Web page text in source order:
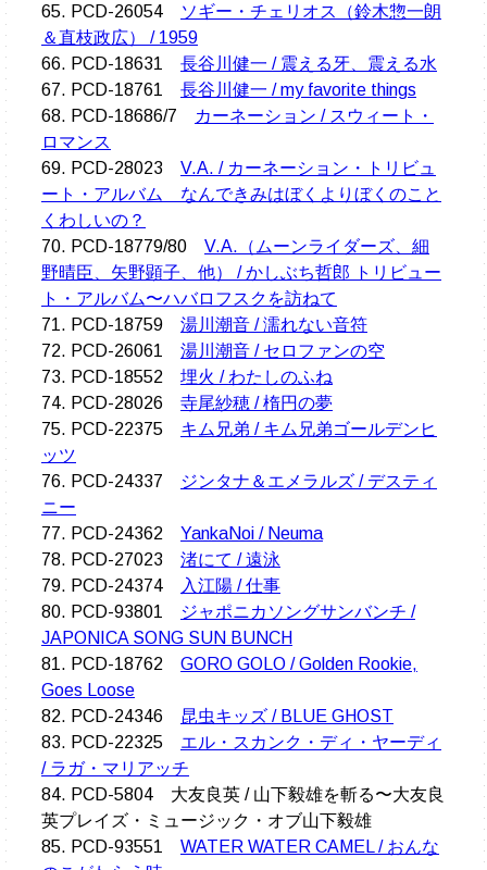
65. PCD-26054
ソギー・チェリオス（鈴木惣一朗
＆直枝政広） / 1959
66. PCD-18631 長谷川健一 / 震える牙、震える水
67. PCD-18761 長谷川健一 / my favorite things
68. PCD-18686/7
カーネーション / スウィート・
ロマンス
69. PCD-28023 V.A. / カーネーション・トリビュ
ート・アルバム なんできみはぼくよりぼくのこと
くわしいの？
70. PCD-18779/80 V.A.（ムーンライダーズ、細
野晴臣、矢野顕子、他） / かしぶち哲郎 トリビュー
ト・アルバム〜ハバロフスクを訪ねて
71. PCD-18759 湯川潮音 / 濡れない音符
72. PCD-26061 湯川潮音 / セロファンの空
73. PCD-18552 埋火 / わたしのふね
74. PCD-28026 寺尾紗穂 / 楕円の夢
75. PCD-22375 キム兄弟 / キム兄弟ゴールデンヒ
ッツ
76. PCD-24337
ジンタナ＆エメラルズ / デスティ
ニー
77. PCD-24362 YankaNoi / Neuma
78. PCD-27023 渚にて / 遠泳
79. PCD-24374
入江陽 / 仕事
80. PCD-93801
ジャポニカソングサンバンチ /
JAPONICA SONG SUN BUNCH
81. PCD-18762 GORO GOLO / Golden Rookie,
Goes Loose
82. PCD-24346 昆虫キッズ / BLUE GHOST
83. PCD-22325 エル・スカンク・ディ・ヤーディ
/ ラガ・マリアッチ
84. PCD-5804 大友良英 / 山下毅雄を斬る〜大友良
英プレイズ・ミュージック・オブ山下毅雄
85. PCD-93551 WATER WATER CAMEL / おんな